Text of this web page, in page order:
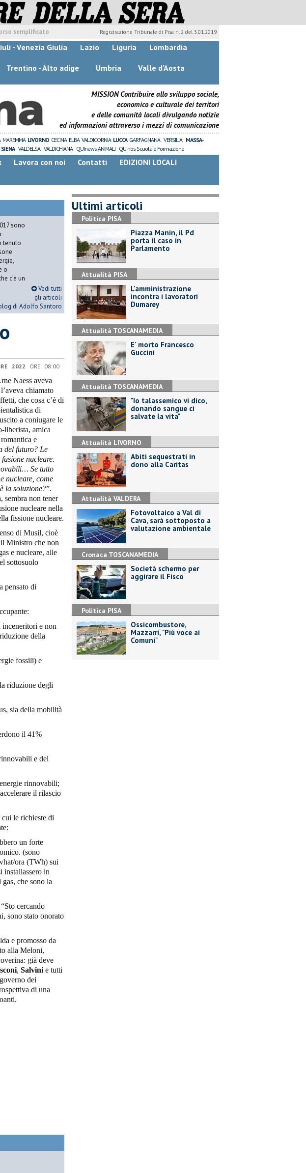
semplificato Registrazione Tribunale di Pisa n. 2 del 3.01.2019
- Venezia Giulia Lazio Liguria
Lombardia
Trentino - Alto adige Umbria
Valle d'Aosta
MISSION Contribuire allo sviluppo sociale,
economico e culturale dei territori
e delle comunità locali divulgando notizie
ed informazioni attraverso i mezzi di comunicazione
MAREMMA LIVORNO CECINA ELBA VALDICORNIA LUCCA GARFAGNANA VERSILIA MASSA-
SIENA VALDELSA VALDICHIANA QUInews ANIMALI QUInos Scuola e Formazione
Lavora con noi Contatti
EDIZIONI LOCALI
sono
tenuto
o
c’è un
Vedi tutti
gli articoli
di Adolfo Santoro
2022 ORE 08:00
Naess aveva
chiamato
che cosa c’è di
di
a coniugare le
liberista, amica
e
del futuro? Le
nucleare.
Se tutto
nucleare, come
la soluzione?”.
sembra non tener
nucleare nella
fissione nucleare.
di Musil, cioè
Ministro che non
e nucleare, alle
sottosuolo
pensato di
e non
della
fossili) e
riduzione degli
sia della mobilità
il 41%
e del
rinnovabili;
il rilascio
le richieste di
un forte
(sono
ora (TWh) sui
installassero in
che sono la
cercando
sono stato onorato
e promosso da
alla Meloni,
già deve
, Salvini e tutti
dei
di una
Ultimi articoli
Politica PISA
Piazza Manin, il Pd
porta il caso in
Parlamento
Attualità PISA
L'amministrazione
incontra i lavoratori
Dumarey
Attualità TOSCANAMEDIA
E' morto Francesco
Guccini
Attualità TOSCANAMEDIA
"Io talassemico vi dico,
donando sangue ci
salvate la vita"
Attualità LIVORNO
Abiti sequestrati in
dono alla Caritas
Attualità VALDERA
Fotovoltaico a Val di
Cava, sarà sottoposto a
valutazione ambientale
Cronaca TOSCANAMEDIA
Società schermo per
aggirare il Fisco
Politica PISA
Ossicombustore,
Mazzarri, "Più voce ai
Comuni"